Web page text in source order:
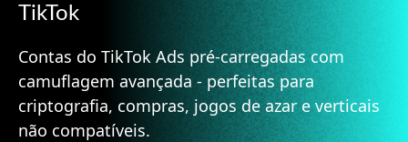
TikTok
Contas do TikTok Ads pré-carregadas com
camuflagem avançada - perfeitas para
criptografia, compras, jogos de azar e verticais
não compatíveis.